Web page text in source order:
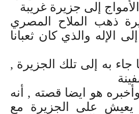
إلى جزيرة غريبة
ذهب الملاح المصري
الإله والذي كان ثعبانا
جاء به إلى تلك الجزيرة ,
هو ايضا قصته , أنه
يعيش على الجزيرة مع